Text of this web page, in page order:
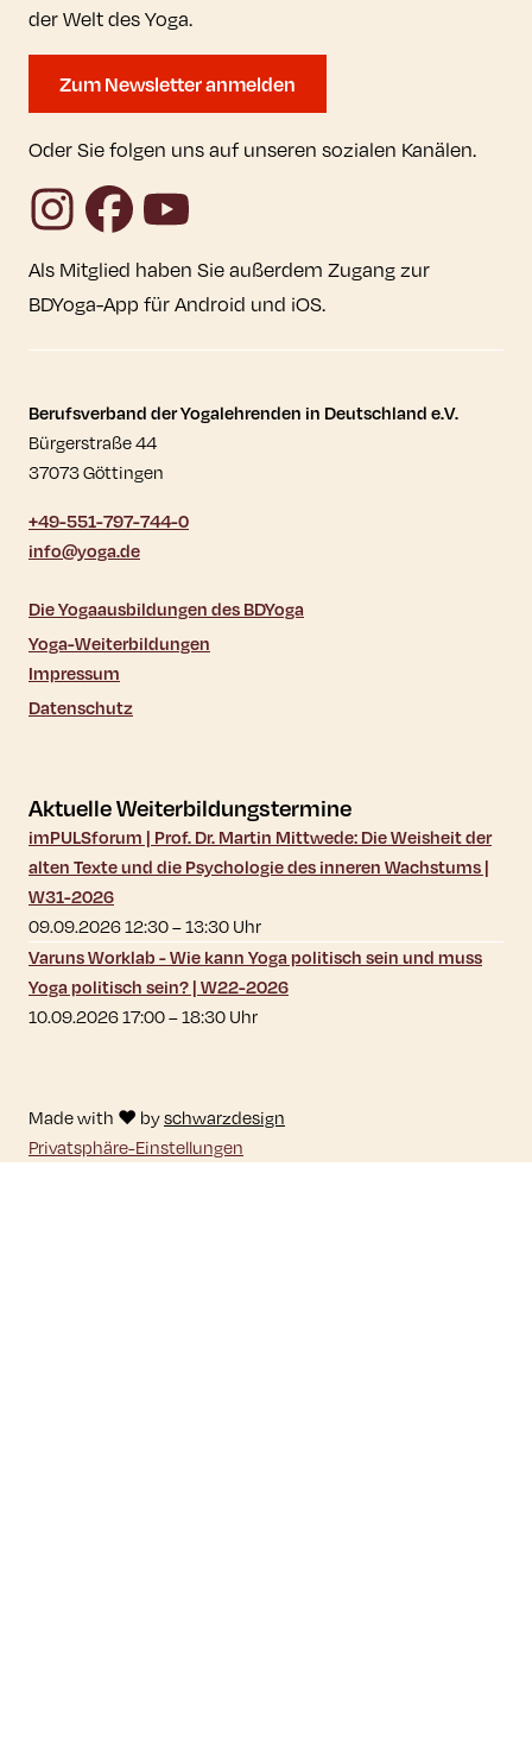
der Welt des Yoga.
Zum Newsletter anmelden
Oder Sie folgen uns auf unseren sozialen Kanälen.
InstagramFacebookYouTube
Als Mitglied haben Sie außerdem Zugang zur
BDYoga-App für Android und iOS.
Kontaktdaten und weitere Links
Berufsverband der Yogalehrenden in Deutschland e.V.
Bürgerstraße 44
37073 Göttingen
+49-551-797-744-0
info@yoga.de
Die Yogaausbildungen des BDYoga
Yoga-Weiterbildungen
Impressum
Datenschutz
Aktuelle Weiterbildungstermine
imPULSforum | Prof. Dr. Martin Mittwede: Die Weisheit der
alten Texte und die Psychologie des inneren Wachstums |
W31-2026
09.09.2026 12:30–13:30Uhr
Varuns Worklab - Wie kann Yoga politisch sein und muss
Yoga politisch sein? | W22-2026
10.09.2026 17:00–18:30Uhr
Made with ♥ byschwarzdesign
Privatsphäre-Einstellungen